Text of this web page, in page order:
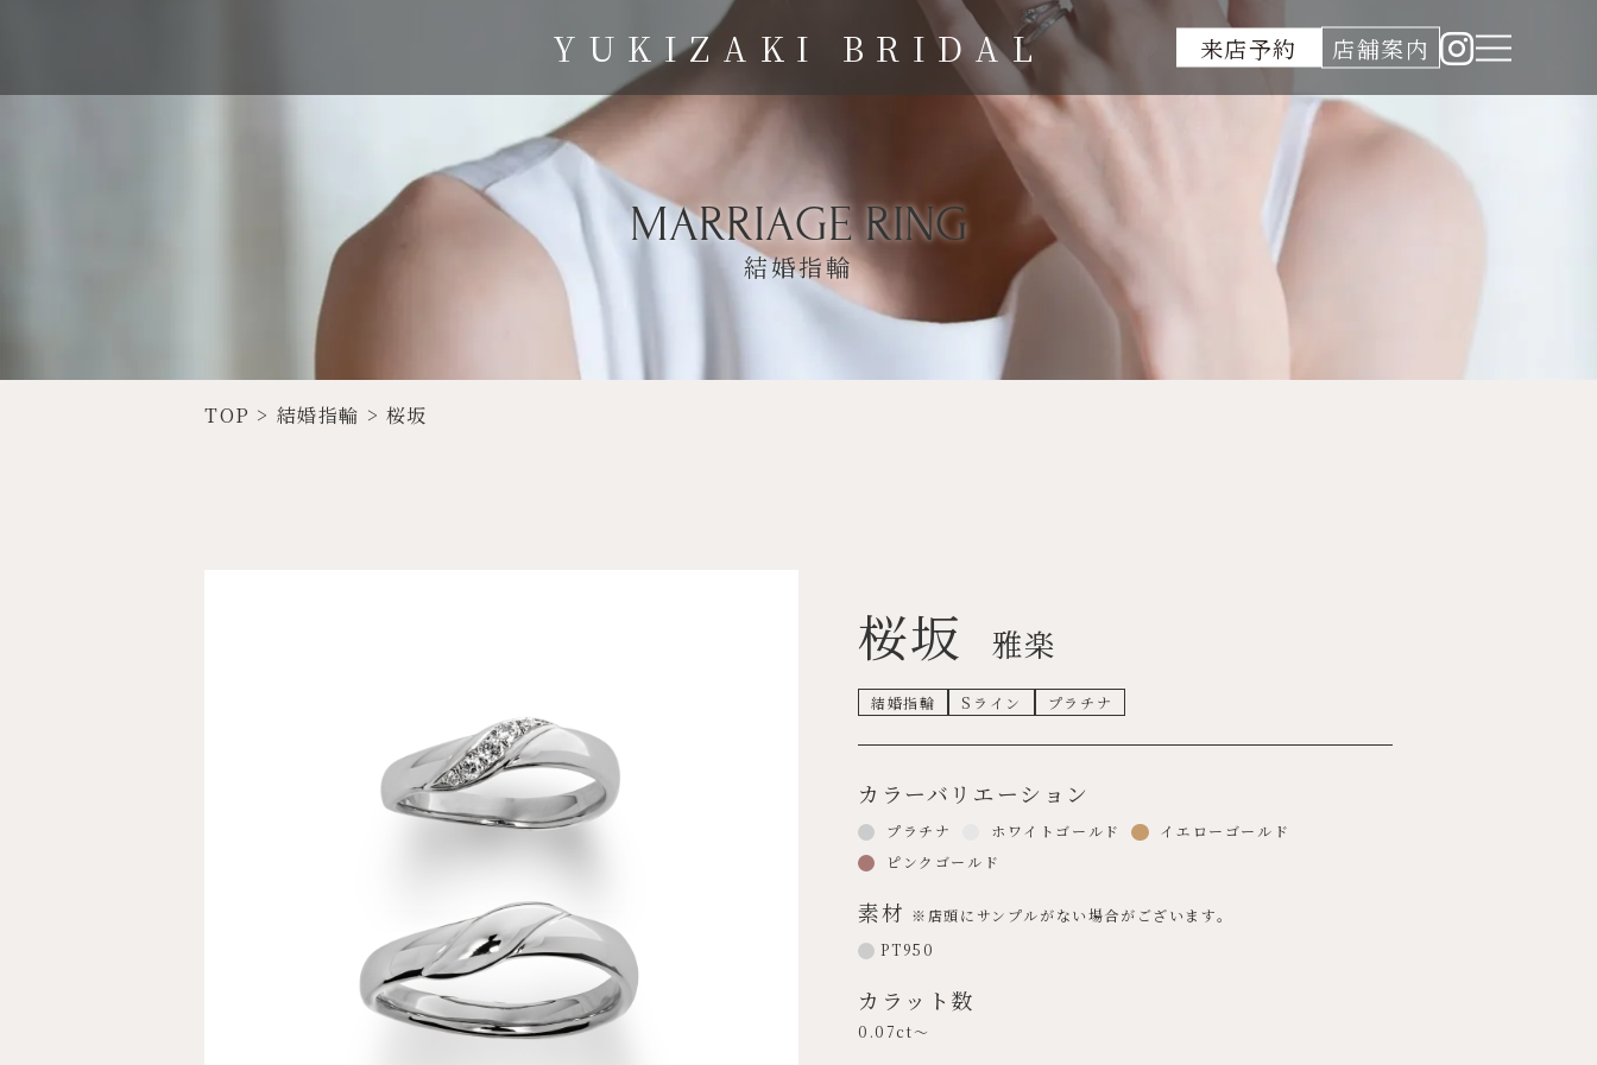
YUKIZAKI BRIDAL 来店予約 店舗案内
MARRIAGE RING
結婚指輪
TOP > 結婚指輪 > 桜坂
桜坂 雅楽
結婚指輪 Sライン プラチナ
カラーバリエーション
プラチナ ホワイトゴールド
イエローゴールド
ピンクゴールド
素材 ※店頭にサンプルがない場合がございます。
PT950
カラット数
0.07ct～